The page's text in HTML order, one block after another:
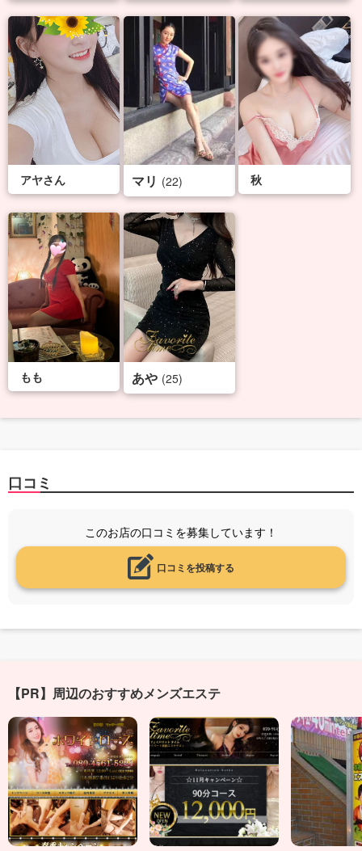
アヤさん マリ (22) 秋
もも あや (25)
口コミ
このお店の口コミを募集しています！
口コミを投稿する
【PR】周辺のおすすめメンズエステ